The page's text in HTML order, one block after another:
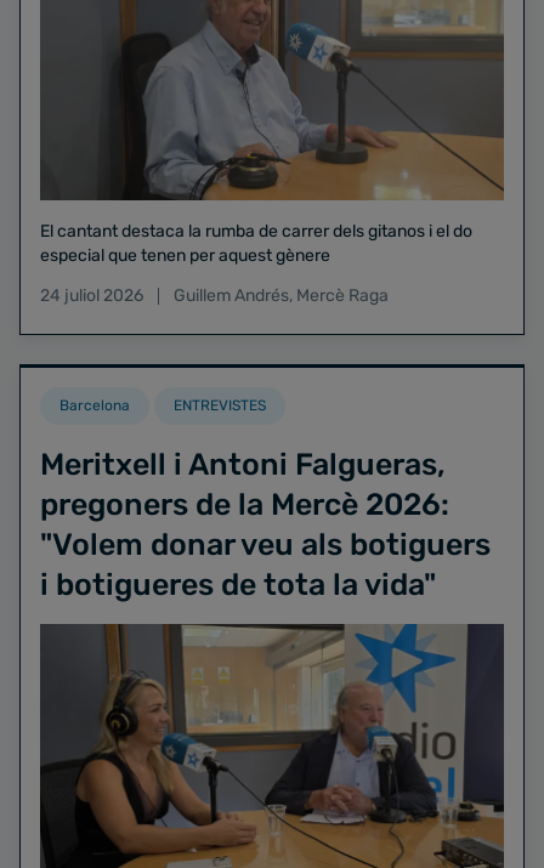
El cantant destaca la rumba de carrer dels gitanos i el do
especial que tenen per aquest gènere
24 juliol 2026
Guillem Andrés, Mercè Raga
Barcelona ENTREVISTES
Meritxell i Antoni Falgueras,
pregoners de la Mercè 2026:
"Volem donar veu als botiguers
i botigueres de tota la vida"